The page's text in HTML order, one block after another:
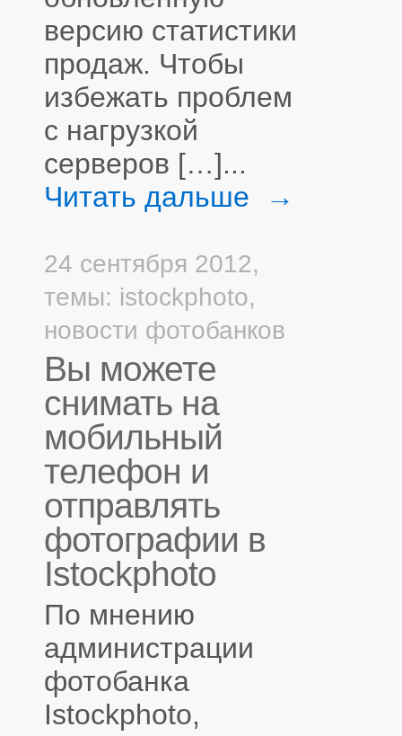
версию статистики
продаж. Чтобы
избежать проблем
с нагрузкой
серверов […]...
Читать дальше →
24 сентября 2012,
темы: istockphoto,
новости фотобанков
Вы можете
снимать на
мобильный
телефон и
отправлять
фотографии в
Istockphoto
По мнению
администрации
фотобанка
Istockphoto,